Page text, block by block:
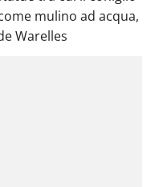
mulino ad acqua,
Warelles